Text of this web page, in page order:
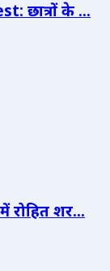
छात्रों के ...
रोहित शर...